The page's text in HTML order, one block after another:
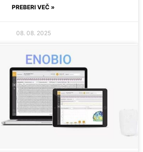
PREBERI VEČ »
08. 08. 2025